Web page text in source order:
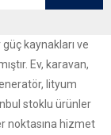
kaynakları ve
Ev, karavan,
lityum
stoklu ürünler
noktasına hizmet